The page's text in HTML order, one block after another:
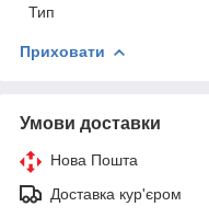
Тип
Приховати
Умови доставки
Нова Пошта
Доставка кур'єром